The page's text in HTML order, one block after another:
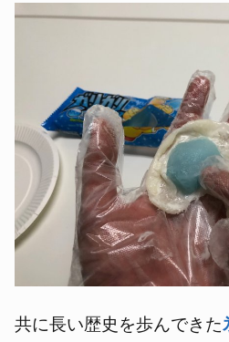
共に長い歴史を歩んできた